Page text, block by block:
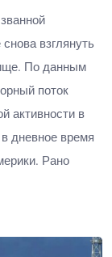
взглянуть
По данным
поток
активности в
дневное время
Рано